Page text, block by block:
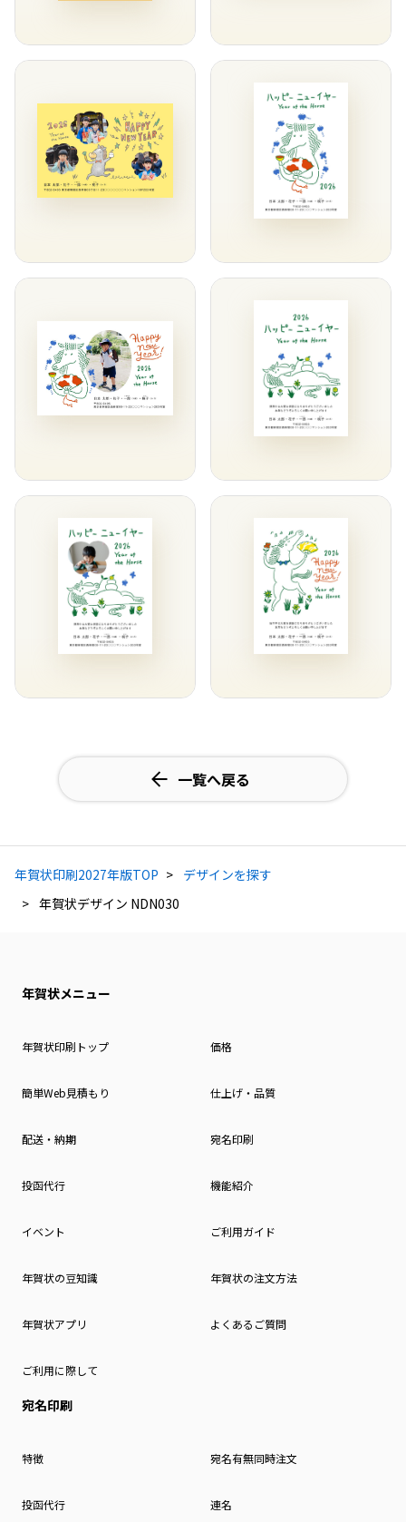
一覧へ戻る
年賀状印刷2027年版TOP
デザインを探す
年賀状デザイン NDN030
年賀状メニュー
年賀状印刷トップ 価格
簡単Web見積もり 仕上げ・品質
配送・納期 宛名印刷
投函代行 機能紹介
イベント ご利用ガイド
年賀状の豆知識 年賀状の注文方法
年賀状アプリ よくあるご質問
ご利用に際して
宛名印刷
特徴 宛名有無同時注文
投函代行 連名